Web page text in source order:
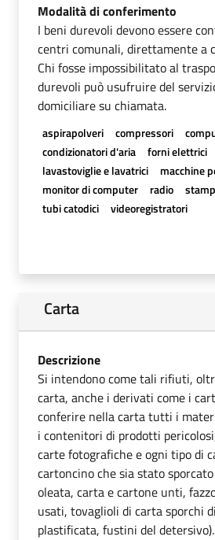
Modalità di conferimento
I beni durevoli devono essere
centri comunali, direttamente a
Chi fosse impossibilitato al
durevoli può usufruire del
domiciliare su chiamata.
aspirapolveri compressori
condizionatori d'aria
forni elettrici
lavastoviglie e lavatrici
macchine
monitor di computer
radio
tubi catodici
videoregistratori
Carta
Descrizione
Si intendono come tali rifiuti,
carta, anche i derivati come i
conferire nella carta tutti i
i contenitori di prodotti
carte fotografiche e ogni tipo di
cartoncino che sia stato
oleata, carta e cartone unti,
usati, tovaglioli di carta sporchi
plastificata, fustini del detersivo).